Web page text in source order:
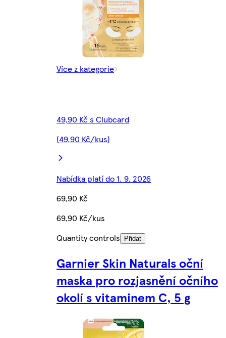
Více z kategorie
49,90 Kč s Clubcard
(49,90 Kč/kus)
Nabídka platí do 1. 9. 2026
69,90 Kč
69,90 Kč/kus
Quantity controls
Přidat
Garnier Skin Naturals oční
maska pro rozjasnění očního
okolí s vitaminem C, 5 g